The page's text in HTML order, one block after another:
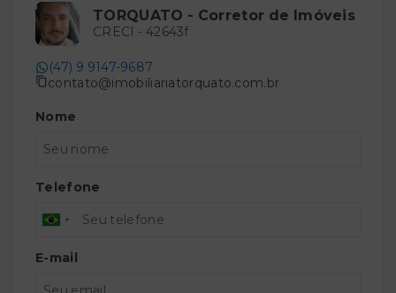
TORQUATO - Corretor de Imóveis
CRECI - 42643f
(47) 9 9147-9687
contato@imobiliariatorquato.com.br
Nome
Telefone
E-mail